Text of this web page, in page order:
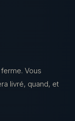
Vous
livré, quand, et